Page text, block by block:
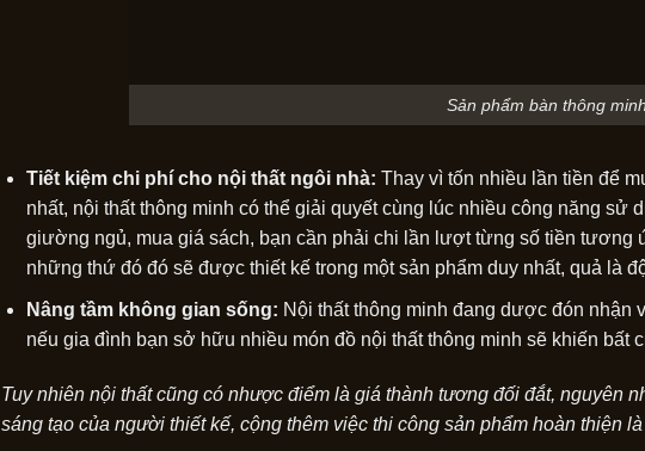
Sản phẩm bàn thông minh
Tiết kiệm chi phí cho nội thất ngôi nhà: Thay vì tốn nhiều lần tiền để
nhất, nội thất thông minh có thể giải quyết cùng lúc nhiều công năng sử
giường ngủ, mua giá sách, bạn cần phải chi lần lượt từng số tiền tương
những thứ đó đó sẽ được thiết kế trong một sản phẩm duy nhất, quả là
Nâng tầm không gian sống: Nội thất thông minh đang dược đón nhận
nếu gia đình bạn sở hữu nhiều món đồ nội thất thông minh sẽ khiến bất
Tuy nhiên nội thất cũng có nhược điểm là giá thành tương đối đắt, nguyên
sáng tạo của người thiết kế, cộng thêm việc thi công sản phẩm hoàn thiện